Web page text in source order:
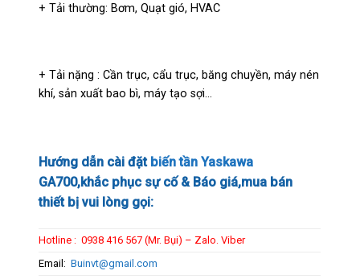
+ Tải thường: Bơm, Quạt gió, HVAC
+ Tải nặng : Cần trục, cẩu trục, băng chuyền, máy nén
khí, sản xuất bao bì, máy tạo sợi…
Hướng dẫn cài đặt biến tần Yaskawa
GA700,khắc phục sự cố & Báo giá,mua bán
thiết bị vui lòng gọi:
Hotline : 0938 416 567 (Mr. Bụi) – Zalo. Viber
Email:Buinvt@gmail.com